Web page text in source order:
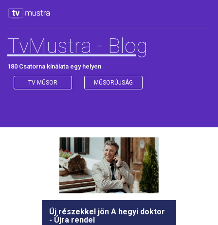
TvMustra - Blog
180 Csatorna kínálata egy helyen
TV MŰSOR MŰSORÚJSÁG
Új részekkel jön A hegyi doktor
- Újra rendel